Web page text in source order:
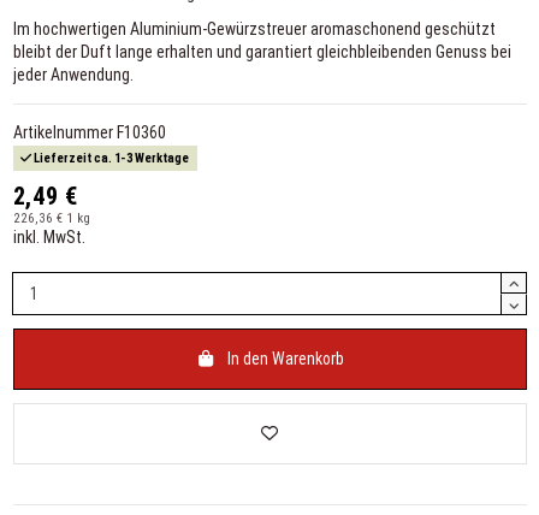
Im hochwertigen Aluminium-Gewürzstreuer aromaschonend geschützt
bleibt der Duft lange erhalten und garantiert gleichbleibenden Genuss bei
jeder Anwendung.
Artikelnummer F10360
Lieferzeit ca. 1-3 Werktage
2,49 €
226,36 € 1 kg
inkl. MwSt.
In den Warenkorb